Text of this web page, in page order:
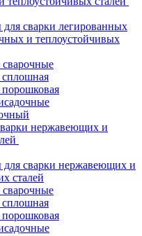
сварки легированных
и теплоустойчивых
нержавеющих и
сварки нержавеющих и
сталей